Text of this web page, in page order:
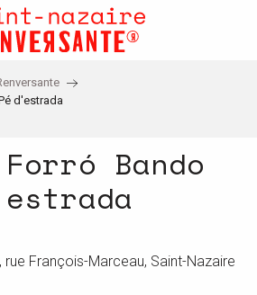
d'estrada
Bando
rue François-Marceau, Saint-Nazaire